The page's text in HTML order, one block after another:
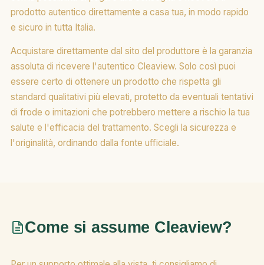
prodotto autentico direttamente a casa tua, in modo rapido
e sicuro in tutta Italia.
Acquistare direttamente dal sito del produttore è la garanzia
assoluta di ricevere l'autentico Cleaview. Solo così puoi
essere certo di ottenere un prodotto che rispetta gli
standard qualitativi più elevati, protetto da eventuali tentativi
di frode o imitazioni che potrebbero mettere a rischio la tua
salute e l'efficacia del trattamento. Scegli la sicurezza e
l'originalità, ordinando dalla fonte ufficiale.
Come si assume Cleaview?